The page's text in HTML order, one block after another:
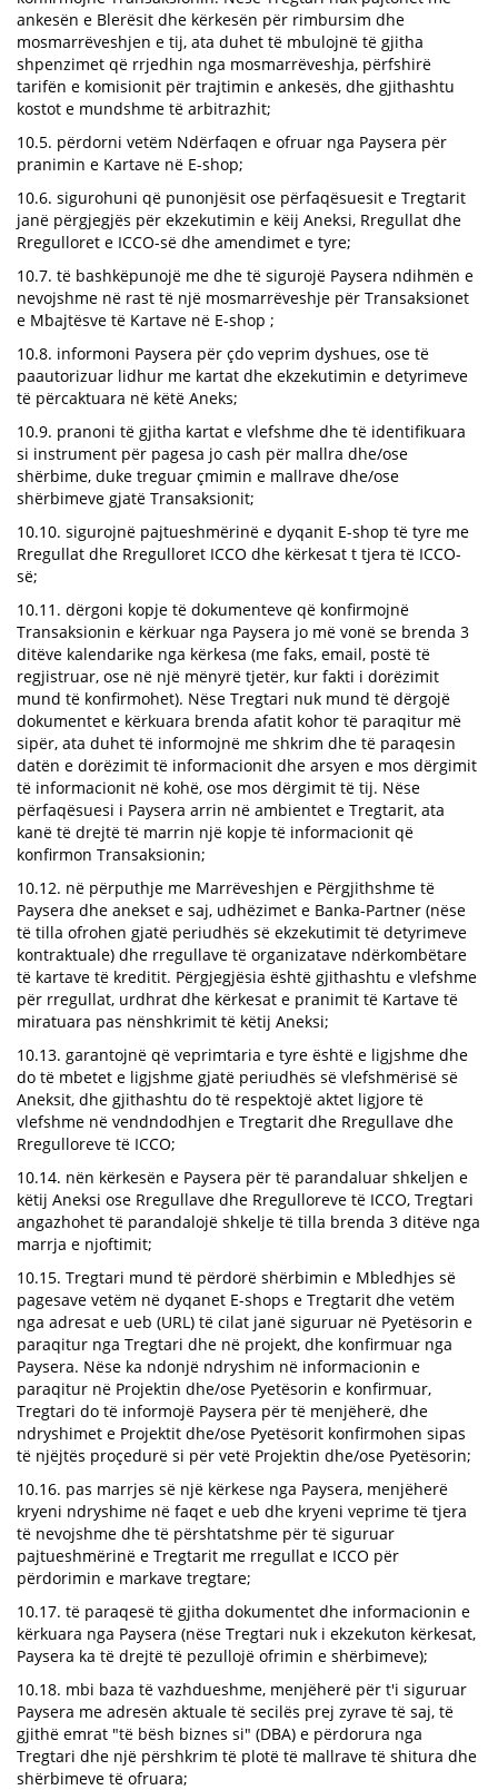
ankesën e Blerësit dhe kërkesën për rimbursim dhe
mosmarrëveshjen e tij, ata duhet të mbulojnë të gjitha
shpenzimet që rrjedhin nga mosmarrëveshja, përfshirë
tarifën e komisionit për trajtimin e ankesës, dhe gjithashtu
kostot e mundshme të arbitrazhit;
10.5. përdorni vetëm Ndërfaqen e ofruar nga Paysera për
pranimin e Kartave në E-shop;
10.6. sigurohuni që punonjësit ose përfaqësuesit e Tregtarit
janë përgjegjës për ekzekutimin e këij Aneksi, Rregullat dhe
Rregulloret e ICCO-së dhe amendimet e tyre;
10.7. të bashkëpunojë me dhe të sigurojë Paysera ndihmën e
nevojshme në rast të një mosmarrëveshje për Transaksionet
e Mbajtësve të Kartave në E-shop ;
10.8. informoni Paysera për çdo veprim dyshues, ose të
paautorizuar lidhur me kartat dhe ekzekutimin e detyrimeve
të përcaktuara në këtë Aneks;
10.9. pranoni të gjitha kartat e vlefshme dhe të identifikuara
si instrument për pagesa jo cash për mallra dhe/ose
shërbime, duke treguar çmimin e mallrave dhe/ose
shërbimeve gjatë Transaksionit;
10.10. sigurojnë pajtueshmërinë e dyqanit E-shop të tyre me
Rregullat dhe Rregulloret ICCO dhe kërkesat t tjera të ICCO-
së;
10.11. dërgoni kopje të dokumenteve që konfirmojnë
Transaksionin e kërkuar nga Paysera jo më vonë se brenda 3
ditëve kalendarike nga kërkesa (me faks, email, postë të
regjistruar, ose në një mënyrë tjetër, kur fakti i dorëzimit
mund të konfirmohet). Nëse Tregtari nuk mund të dërgojë
dokumentet e kërkuara brenda afatit kohor të paraqitur më
sipër, ata duhet të informojnë me shkrim dhe të paraqesin
datën e dorëzimit të informacionit dhe arsyen e mos dërgimit
të informacionit në kohë, ose mos dërgimit të tij. Nëse
përfaqësuesi i Paysera arrin në ambientet e Tregtarit, ata
kanë të drejtë të marrin një kopje të informacionit që
konfirmon Transaksionin;
10.12. në përputhje me Marrëveshjen e Përgjithshme të
Paysera dhe anekset e saj, udhëzimet e Banka-Partner (nëse
të tilla ofrohen gjatë periudhës së ekzekutimit të detyrimeve
kontraktuale) dhe rregullave të organizatave ndërkombëtare
të kartave të kreditit. Përgjegjësia është gjithashtu e vlefshme
për rregullat, urdhrat dhe kërkesat e pranimit të Kartave të
miratuara pas nënshkrimit të këtij Aneksi;
10.13. garantojnë që veprimtaria e tyre është e ligjshme dhe
do të mbetet e ligjshme gjatë periudhës së vlefshmërisë së
Aneksit, dhe gjithashtu do të respektojë aktet ligjore të
vlefshme në vendndodhjen e Tregtarit dhe Rregullave dhe
Rregulloreve të ICCO;
10.14. nën kërkesën e Paysera për të parandaluar shkeljen e
këtij Aneksi ose Rregullave dhe Rregulloreve të ICCO, Tregtari
angazhohet të parandalojë shkelje të tilla brenda 3 ditëve nga
marrja e njoftimit;
10.15. Tregtari mund të përdorë shërbimin e Mbledhjes së
pagesave vetëm në dyqanet E-shops e Tregtarit dhe vetëm
nga adresat e ueb (URL) të cilat janë siguruar në Pyetësorin e
paraqitur nga Tregtari dhe në projekt, dhe konfirmuar nga
Paysera. Nëse ka ndonjë ndryshim në informacionin e
paraqitur në Projektin dhe/ose Pyetësorin e konfirmuar,
Tregtari do të informojë Paysera për të menjëherë, dhe
ndryshimet e Projektit dhe/ose Pyetësorit konfirmohen sipas
të njëjtës proçedurë si për vetë Projektin dhe/ose Pyetësorin;
10.16. pas marrjes së një kërkese nga Paysera, menjëherë
kryeni ndryshime në faqet e ueb dhe kryeni veprime të tjera
të nevojshme dhe të përshtatshme për të siguruar
pajtueshmërinë e Tregtarit me rregullat e ICCO për
përdorimin e markave tregtare;
10.17. të paraqesë të gjitha dokumentet dhe informacionin e
kërkuara nga Paysera (nëse Tregtari nuk i ekzekuton kërkesat,
Paysera ka të drejtë të pezullojë ofrimin e shërbimeve);
10.18. mbi baza të vazhdueshme, menjëherë për t'i siguruar
Paysera me adresën aktuale të secilës prej zyrave të saj, të
gjithë emrat "të bësh biznes si" (DBA) e përdorura nga
Tregtari dhe një përshkrim të plotë të mallrave të shitura dhe
shërbimeve të ofruara;